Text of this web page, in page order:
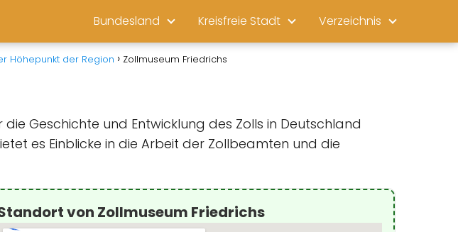
Bundesland Kreisfreie Stadt Verzeichnis
Höhepunkt der Region Zollmuseum Friedrichs
Geschichte und Entwicklung des Zolls in Deutschland
es Einblicke in die Arbeit der Zollbeamten und die
von Zollmuseum Friedrichs